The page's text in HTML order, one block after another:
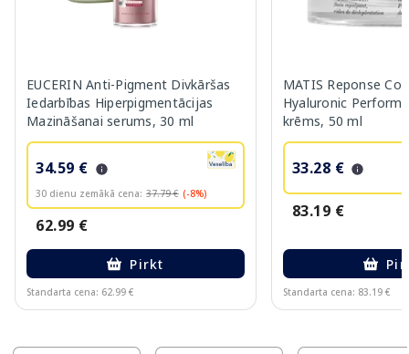
EUCERIN Anti-Pigment Divkāršas
Iedarbības Hiperpigmentācijas
Mazināšanai serums, 30 ml
34.59 €
30 dienu zemākā cena: 37.79 € (-8%)
62.99 €
Pirkt
Standarta cena: 62.99 €
MATIS Reponse
Hyaluronic
krēms, 50 ml
33.28 €
83.19 €
Standarta cena: 83.19 €